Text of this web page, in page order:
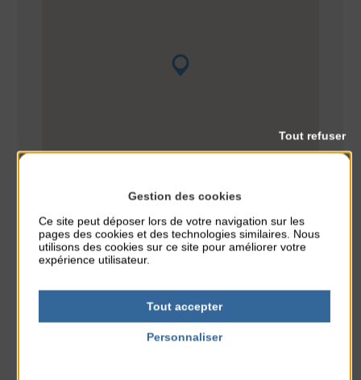
Gestion des cookies
Ce site peut déposer lors de votre navigation sur les
pages des cookies et des technologies similaires. Nous
utilisons des cookies sur ce site pour améliorer votre
expérience utilisateur.
Tout accepter
Tout refuser
Personnaliser